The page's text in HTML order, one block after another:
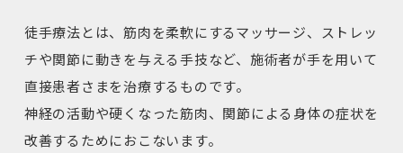
徒手療法とは、筋肉を柔軟にするマッサージ、ストレッ
チや関節に動きを与える手技など、施術者が手を用いて
直接患者さまを治療するものです。
神経の活動や硬くなった筋肉、関節による身体の症状を
改善するためにおこないます。